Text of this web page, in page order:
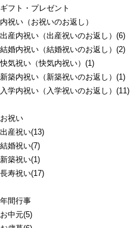
ギフト・プレゼント
内祝い（お祝いのお返し）
出産内祝い（出産祝いのお返し）(6)
結婚内祝い（結婚祝いのお返し）(2)
快気祝い（快気内祝い）(1)
新築内祝い（新築祝いのお返し）(1)
入学内祝い（入学祝いのお返し）(11)
お祝い
出産祝い(13)
結婚祝い(7)
新築祝い(1)
長寿祝い(17)
年間行事
お中元(5)